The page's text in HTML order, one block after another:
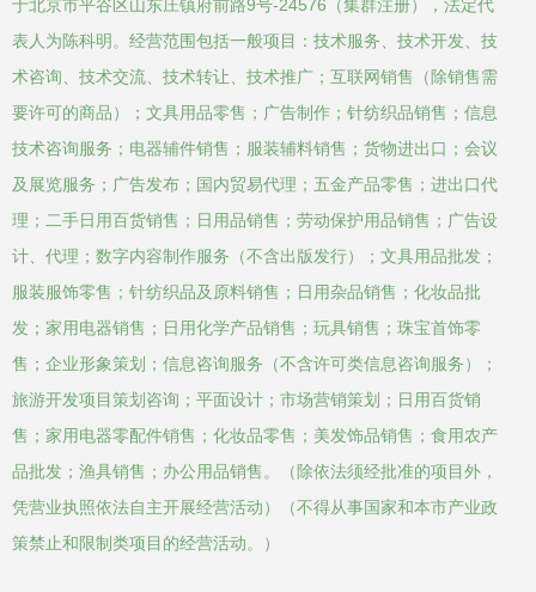
于北京市平谷区山东庄镇府前路9号-24576（集群注册），法定代
表人为陈科明。经营范围包括一般项目：技术服务、技术开发、技
术咨询、技术交流、技术转让、技术推广；互联网销售（除销售需
要许可的商品）；文具用品零售；广告制作；针纺织品销售；信息
技术咨询服务；电器辅件销售；服装辅料销售；货物进出口；会议
及展览服务；广告发布；国内贸易代理；五金产品零售；进出口代
理；二手日用百货销售；日用品销售；劳动保护用品销售；广告设
计、代理；数字内容制作服务（不含出版发行）；文具用品批发；
服装服饰零售；针纺织品及原料销售；日用杂品销售；化妆品批
发；家用电器销售；日用化学产品销售；玩具销售；珠宝首饰零
售；企业形象策划；信息咨询服务（不含许可类信息咨询服务）；
旅游开发项目策划咨询；平面设计；市场营销策划；日用百货销
售；家用电器零配件销售；化妆品零售；美发饰品销售；食用农产
品批发；渔具销售；办公用品销售。（除依法须经批准的项目外，
凭营业执照依法自主开展经营活动）（不得从事国家和本市产业政
策禁止和限制类项目的经营活动。）